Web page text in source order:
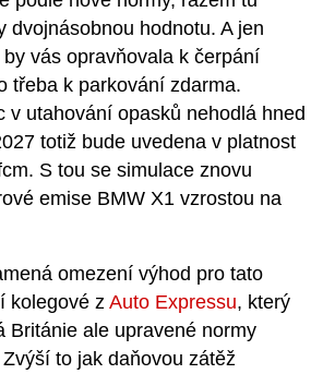
dvojnásobnou hodnotu. A jen
vás opravňovala k čerpání
třeba k parkování zdarma.
v utahování opasků nehodlá hned
totiž bude uvedena v platnost
S tou se simulace znovu
emise BMW X1 vzrostou na
omezení výhod pro tato
kolegové z Auto Expressu, který
Británie ale upravené normy
to jak daňovou zátěž